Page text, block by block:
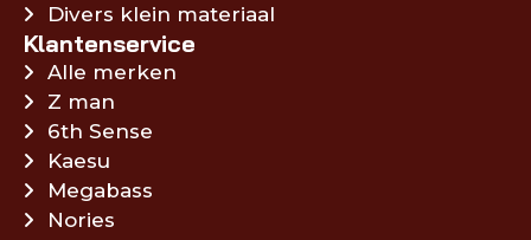
Divers klein materiaal
Klantenservice
Alle merken
Z man
6th Sense
Kaesu
Megabass
Nories